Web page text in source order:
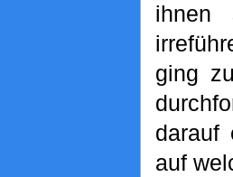
ihnen
ging
auf